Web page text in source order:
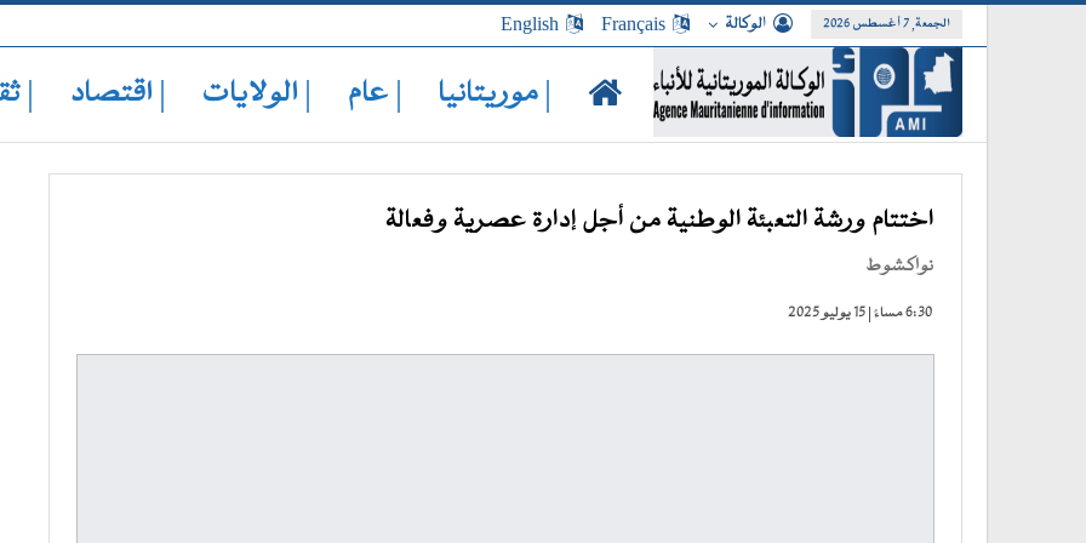
الجمعة, 7 أغسطس 2026 الوكالة Français
English
| موريتانيا | عام | الولايات | اقتصاد |
اختتام ورشة التعبئة الوطنية من أجل إدارة عصرية وفعالة
نواكشوط
6:30 مساءً | 15 يوليو 2025